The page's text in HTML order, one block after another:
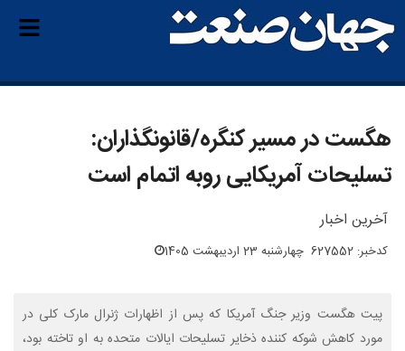
هگست در مسیر کنگره/قانونگذاران:
تسلیحات آمریکایی روبه اتمام است
آخرین اخبار
کدخبر: 627552 چهارشنبه 23 اردیبهشت 1405
پیت هگست وزیر جنگ آمریکا که پس از اظهارات ژنرال مارک کلی در
مورد کاهش شوکه کننده ذخایر تسلیحات ایالات متحده به او تاخته بود،